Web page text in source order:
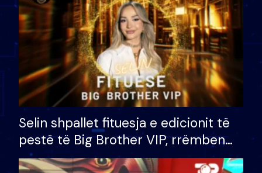
Selin shpallet fituesja e edicionit të
pestë të Big Brother VIP, rrëmben
çmimin e madh prej 100 mijë eurosh